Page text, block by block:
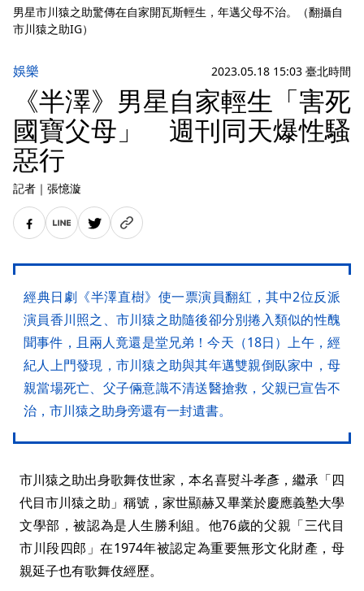
男星市川猿之助驚傳在自家開瓦斯輕生，年邁父母不治。（翻攝自
市川猿之助IG）
娛樂 2023.05.18 15:03 臺北時間
《半澤》男星自家輕生「害死
國寶父母」 週刊同天爆性騷
惡行
記者 ｜ 張憶漩
經典日劇《半澤直樹》使一票演員翻紅，其中2位反派
演員香川照之、市川猿之助隨後卻分別捲入類似的性醜
聞事件，且兩人竟還是堂兄弟！今天（18日）上午，經
紀人上門發現，市川猿之助與其年邁雙親倒臥家中，母
親當場死亡、父子倆意識不清送醫搶救，父親已宣告不
治，市川猿之助身旁還有一封遺書。
市川猿之助出身歌舞伎世家，本名喜熨斗孝彥，繼承「四
代目市川猿之助」稱號，家世顯赫又畢業於慶應義塾大學
文學部，被認為是人生勝利組。他76歲的父親「三代目
市川段四郎」在1974年被認定為重要無形文化財產，母
親延子也有歌舞伎經歷。